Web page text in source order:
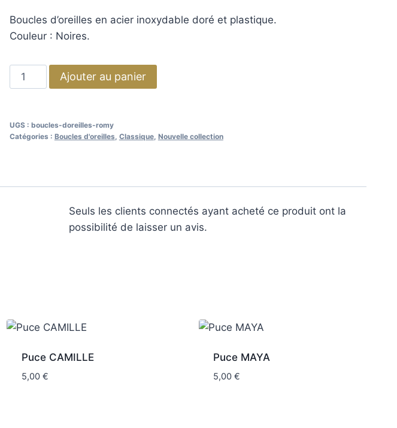
Boucles d’oreilles en acier inoxydable doré et plastique.
Couleur : Noires.
Ajouter au panier
UGS : boucles-doreilles-romy
Catégories : Boucles d'oreilles Classique, Nouvelle collection
Seuls les clients connectés ayant acheté ce produit ont la
possibilité de laisser un avis.
Puce CAMILLE
5,00 €
Puce MAYA
5,00 €